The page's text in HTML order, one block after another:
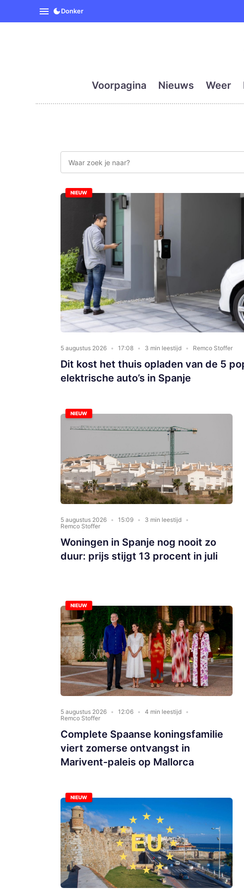
SpanjeVandaag is de
Donker
Voorpagina Nieuws Weer
NIEUW
5 augustus 2026 17:08 3 min leestijd Remco Stoffer
Dit kost het thuis opladen van de 5
elektrische auto’s in Spanje
NIEUW
5 augustus 2026 15:09
3 min leestijd
Remco Stoffer
Woningen in Spanje nog nooit zo
duur: prijs stijgt 13 procent in juli
NIEUW
5 augustus 2026 12:06
4 min leestijd
Remco Stoffer
Complete Spaanse koningsfamilie
viert zomerse ontvangst in
Marivent-paleis op Mallorca
NIEUW